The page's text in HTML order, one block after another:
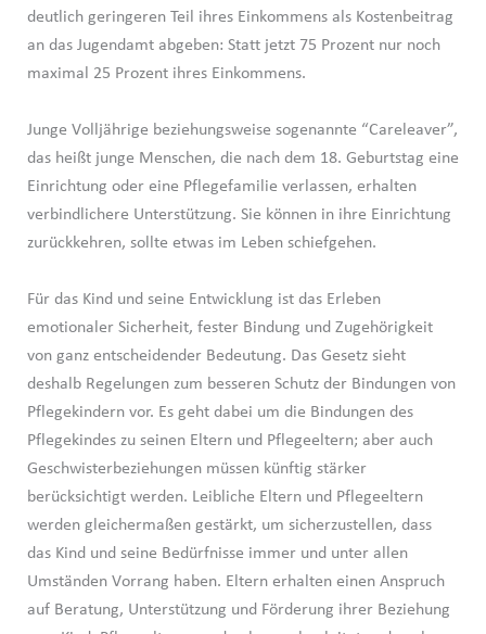
deutlich geringeren Teil ihres Einkommens als Kostenbeitrag
an das Jugendamt abgeben: Statt jetzt 75 Prozent nur noch
maximal 25 Prozent ihres Einkommens.
Junge Volljährige beziehungsweise sogenannte “Careleaver”,
das heißt junge Menschen, die nach dem 18. Geburtstag eine
Einrichtung oder eine Pflegefamilie verlassen, erhalten
verbindlichere Unterstützung. Sie können in ihre Einrichtung
zurückkehren, sollte etwas im Leben schiefgehen.
Für das Kind und seine Entwicklung ist das Erleben
emotionaler Sicherheit, fester Bindung und Zugehörigkeit
von ganz entscheidender Bedeutung. Das Gesetz sieht
deshalb Regelungen zum besseren Schutz der Bindungen von
Pflegekindern vor. Es geht dabei um die Bindungen des
Pflegekindes zu seinen Eltern und Pflegeeltern; aber auch
Geschwisterbeziehungen müssen künftig stärker
berücksichtigt werden. Leibliche Eltern und Pflegeeltern
werden gleichermaßen gestärkt, um sicherzustellen, dass
das Kind und seine Bedürfnisse immer und unter allen
Umständen Vorrang haben. Eltern erhalten einen Anspruch
auf Beratung, Unterstützung und Förderung ihrer Beziehung